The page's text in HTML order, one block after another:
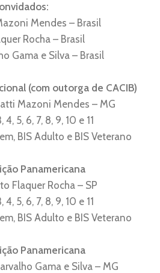
Mendes – Brasil
Rocha – Brasil
Gama e Silva – Brasil
(com outorga de CACIB)
Mazoni Mendes – MG
5, 6, 7, 8, 9, 10 e 11
BIS Adulto e BIS Veterano
Panamericana
Flaquer Rocha – SP
5, 6, 7, 8, 9, 10 e 11
BIS Adulto e BIS Veterano
Panamericana
Gama e Silva – MG